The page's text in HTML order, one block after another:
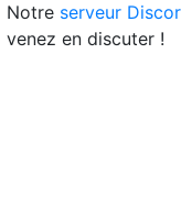
Notre serveur
venez en discuter !